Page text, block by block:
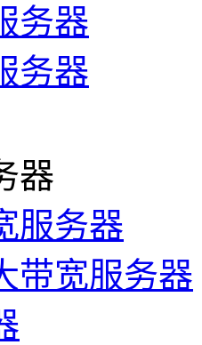
务器
务器
器
服务器
带宽服务器